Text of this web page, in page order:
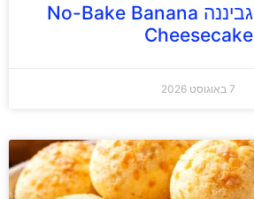
מתכון: עוגת גביננה No-Bake Banana
Cheesecake
7 באוגוסט 2026